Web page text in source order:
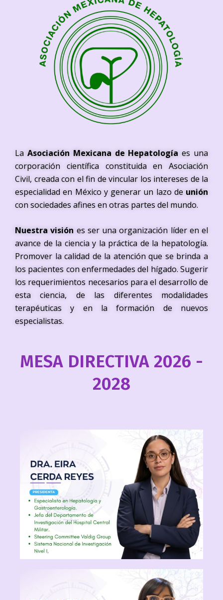
La Asociación Mexicana de Hepatologíaes una
corporación científica constituida en Asociación
Civil, creada con el fin de vincular los intereses de la
especialidad en México y generar un lazo de unión
con sociedades afines en otras partes del mundo.
Nuestra visión es ser una organización líder en el
avance de la ciencia y la práctica de la hepatología.
Promover la calidad de la atención que se brinda a
los pacientes con enfermedades del hígado. Sugerir
los requerimientos necesarios para el desarrollo de
esta ciencia, de las diferentes modalidades
terapéuticas y en la formación de nuevos
especialistas.
MESA DIRECTIVA 2026 -
2028